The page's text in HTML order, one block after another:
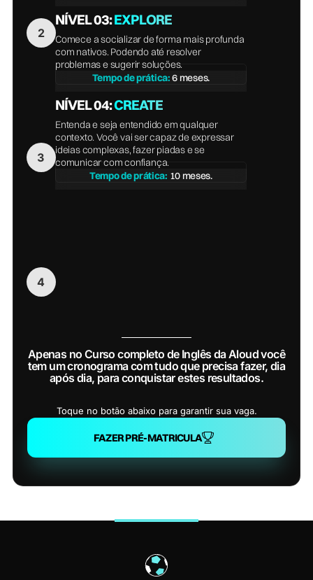
NÍVEL 03:EXPLORE
Comece a socializar de forma mais profunda
com nativos. Podendo até resolver
problemas e sugerir soluções.
Tempo de prática:6 meses.
NÍVEL 04:CREATE
Entenda e seja entendido em qualquer
contexto. Você vai ser capaz de expressar
ideias complexas, fazer piadas e se
comunicar com confiança.
Tempo de prática: 10 meses.
Apenas no Curso completo de Inglês da Aloud você
tem um cronograma com tudo que precisa fazer, dia
após dia, para conquistar estes resultados.
Toque no botão abaixo para garantir sua vaga.
FAZER PRÉ-MATRICULA